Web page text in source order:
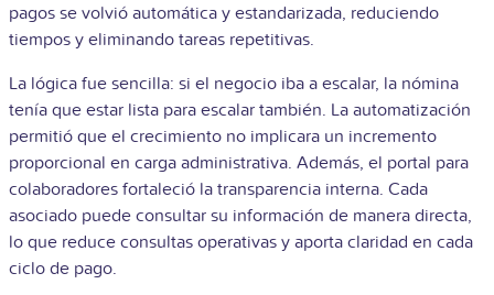
pagos se volvió automática y estandarizada, reduciendo
tiempos y eliminando tareas repetitivas.
La lógica fue sencilla: si el negocio iba a escalar, la nómina
tenía que estar lista para escalar también. La automatización
permitió que el crecimiento no implicara un incremento
proporcional en carga administrativa. Además, el portal para
colaboradores fortaleció la transparencia interna. Cada
asociado puede consultar su información de manera directa,
lo que reduce consultas operativas y aporta claridad en cada
ciclo de pago.